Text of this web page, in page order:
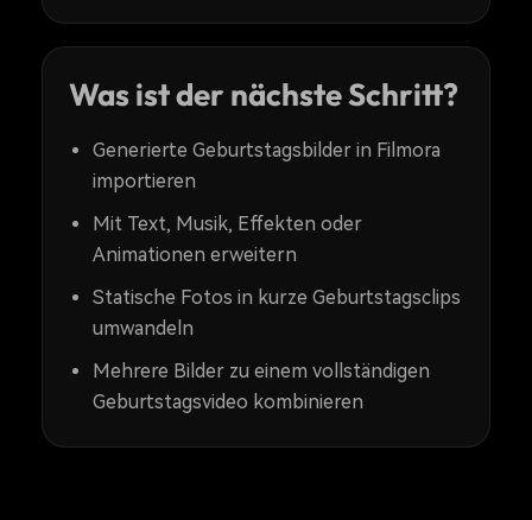
Was ist der nächste Schritt?
Generierte Geburtstagsbilder in Filmora
importieren
Mit Text, Musik, Effekten oder
Animationen erweitern
Statische Fotos in kurze Geburtstagsclips
umwandeln
Mehrere Bilder zu einem vollständigen
Geburtstagsvideo kombinieren